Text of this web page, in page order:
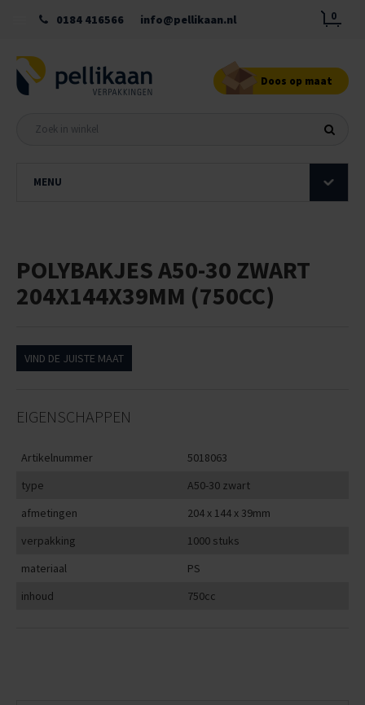
0184 416566 info@pellikaan.nl 0
Doos op maat
MENU
POLYBAKJES A50-30 ZWART
204X144X39MM (750CC)
VIND DE JUISTE MAAT
EIGENSCHAPPEN
Artikelnummer
5018063
type
A50-30 zwart
afmetingen
204 x 144 x 39mm
verpakking
1000 stuks
materiaal
PS
inhoud
750cc